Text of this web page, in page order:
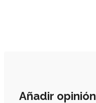
Añadir opinión